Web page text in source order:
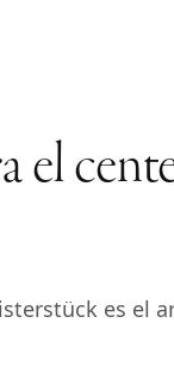
el
es el